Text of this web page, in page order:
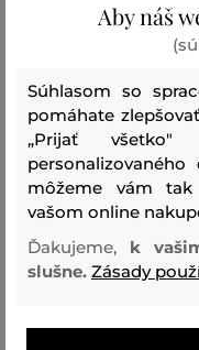
PLAVKY VILEBREQUIN
TURTLES
Dostupné veľkosti:
Aby náš
Súhlasom so
pomáhate
„Prijať všetko"
môžeme vám
vašom online
Ďakujeme, k
slušne. Zásady